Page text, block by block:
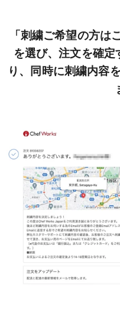
「刺繍ご希望の方は
を選び、注文を確
り、同時に刺繍内容